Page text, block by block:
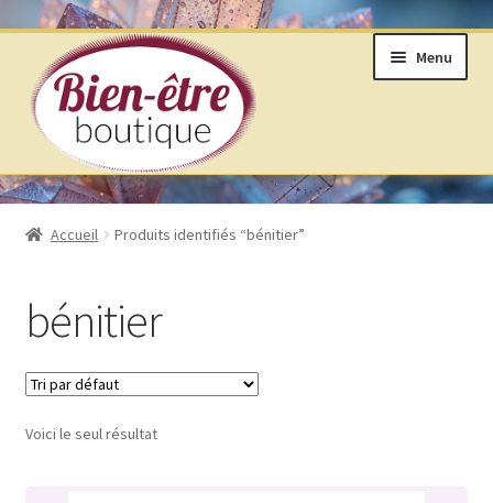
Aller
la
navigation
Aller
contenu
Menu
BOUTIQUE
BIJOUX & MINÉRAUX
LIVRES ET ARTS DIVINATOIRES
PRODUITS DE BIEN ÊTRE
Accueil Produits identifiés “bénitier”
bénitier
Voici le seul résultat